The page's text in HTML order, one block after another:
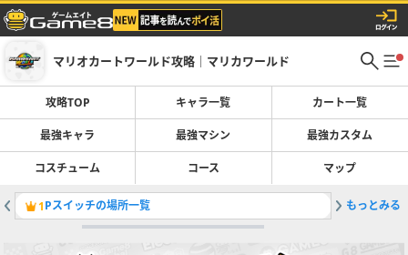
マリオカートワールド攻略｜マリカワールド
攻略TOP キャラ一覧 カート一覧
最強キャラ 最強マシン 最強カスタム
コスチューム コース マップ
1Pスイッチの場所一覧 2くもラ
もっとみる